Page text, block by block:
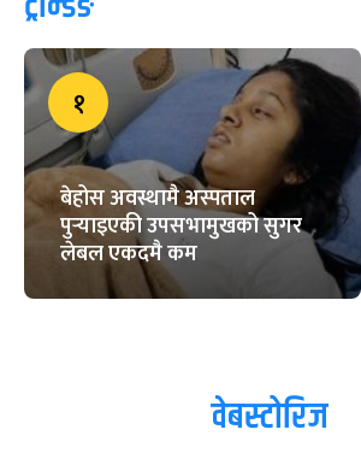
१
बेहोस अवस्थामै अस्पताल
पुर्‍याइएकी उपसभामुखको सुगर
लेबल एकदमै कम
वेबस्टोरिज